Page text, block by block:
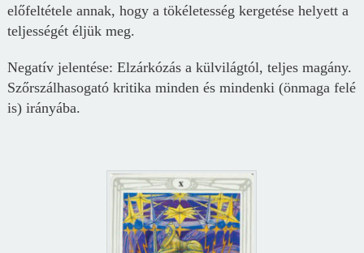
előfeltétele annak, hogy a tökéletesség kergetése helyett a
teljességét éljük meg.
Negatív jelentése: Elzárkózás a külvilágtól, teljes magány.
Szőrszálhasogató kritika minden és mindenki (önmaga felé
is) irányába.